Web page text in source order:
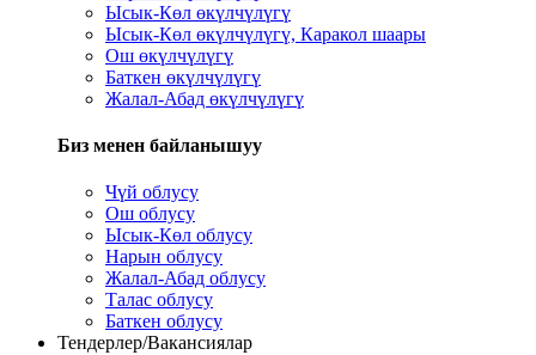
Ысык-Көл өкүлчүлүгү
Ысык-Көл өкүлчүлүгү, Каракол шаары
Ош өкүлчүлүгү
Баткен өкүлчүлүгү
Жалал-Абад өкүлчүлүгү
Биз менен байланышуу
Чүй облусу
Ош облусу
Ысык-Көл облусу
Нарын облусу
Жалал-Абад облусу
Талас облусу
Баткен облусу
Тендерлер/Вакансиялар